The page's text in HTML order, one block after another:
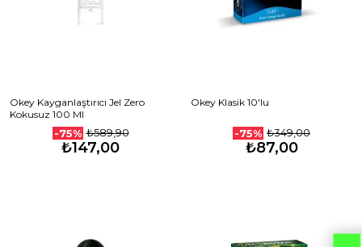
Okey Kayganlaştırıcı Jel Zero
Kokusuz 100 Ml
-75% ₺589,90
₺147,00
Okey Klasik 10'lu
-75% ₺349,00
₺87,00